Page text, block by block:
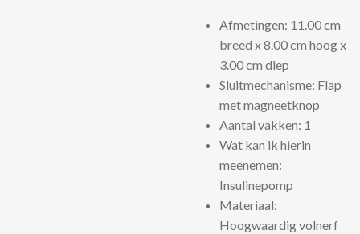
Afmetingen: 11.00 cm
breed x 8.00 cm hoog x
3.00 cm diep
Sluitmechanisme: Flap
met magneetknop
Aantal vakken: 1
Wat kan ik hierin
meenemen:
Insulinepomp
Materiaal:
Hoogwaardig volnerf